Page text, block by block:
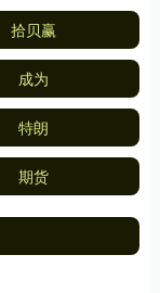
拾贝赢
成为
特朗
期货